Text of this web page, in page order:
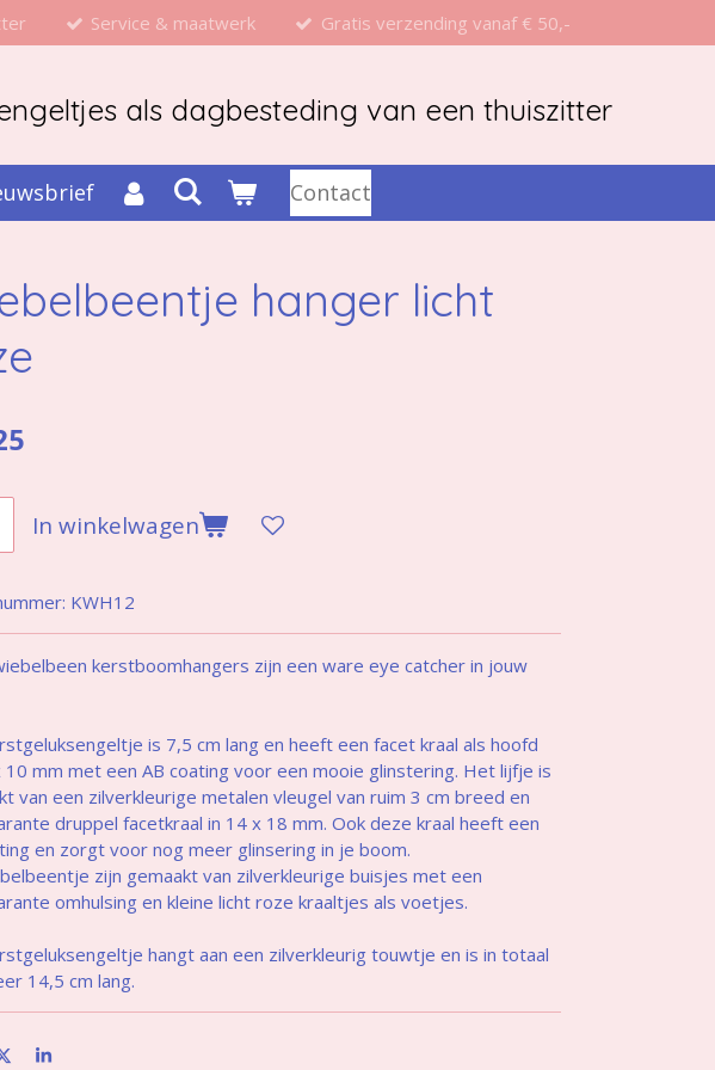
Service & maatwerk Gratis verzending vanaf € 50,-
als dagbesteding van een thuiszitter
Contact
hanger licht
In winkelwagen
KWH12
kerstboomhangers zijn een ware eye catcher in jouw
is 7,5 cm lang en heeft een facet kraal als hoofd
10 mm met een AB coating voor een mooie glinstering. Het lijfje is
van een zilverkleurige metalen vleugel van ruim 3 cm breed en
druppel facetkraal in 14 x 18 mm. Ook deze kraal heeft een
en zorgt voor nog meer glinsering in je boom.
zijn gemaakt van zilverkleurige buisjes met een
omhulsing en kleine licht roze kraaltjes als voetjes.
hangt aan een zilverkleurig touwtje en is in totaal
14,5 cm lang.
D
S